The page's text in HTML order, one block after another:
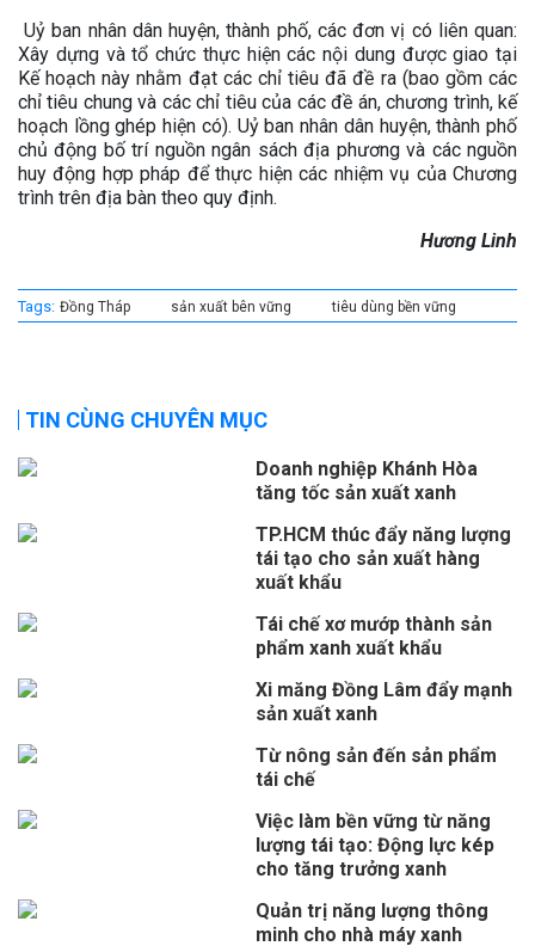
Uỷ ban nhân dân huyện, thành phố, các đơn vị có liên quan:
Xây dựng và tổ chức thực hiện các nội dung được giao tại
Kế hoạch này nhằm đạt các chỉ tiêu đã đề ra (bao gồm các
chỉ tiêu chung và các chỉ tiêu của các đề án, chương trình, kế
hoạch lồng ghép hiện có). Uỷ ban nhân dân huyện, thành phố
chủ động bố trí nguồn ngân sách địa phương và các nguồn
huy động hợp pháp để thực hiện các nhiệm vụ của Chương
trình trên địa bàn theo quy định.
Hương Linh
Tags: Đồng Tháp sản xuất bên vững tiêu dùng bền vững
TIN CÙNG CHUYÊN MỤC
Doanh nghiệp Khánh Hòa
tăng tốc sản xuất xanh
TP.HCM thúc đẩy năng lượng
tái tạo cho sản xuất hàng
xuất khẩu
Tái chế xơ mướp thành sản
phẩm xanh xuất khẩu
Xi măng Đồng Lâm đẩy mạnh
sản xuất xanh
Từ nông sản đến sản phẩm
tái chế
Việc làm bền vững từ năng
lượng tái tạo: Động lực kép
cho tăng trưởng xanh
Quản trị năng lượng thông
minh cho nhà máy xanh